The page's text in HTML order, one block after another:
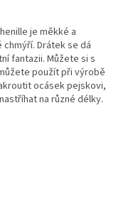
je měkké a
Drátek se dá
fantazii. Můžete si s
použít při výrobě
ocásek pejskovi,
na různé délky.